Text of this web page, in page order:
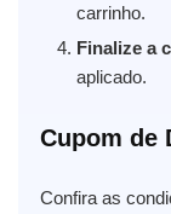
carrinho.
Finalize a
aplicado.
Cupom de
Confira as